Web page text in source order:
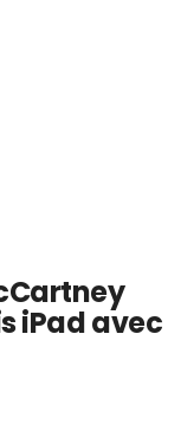
iPad avec